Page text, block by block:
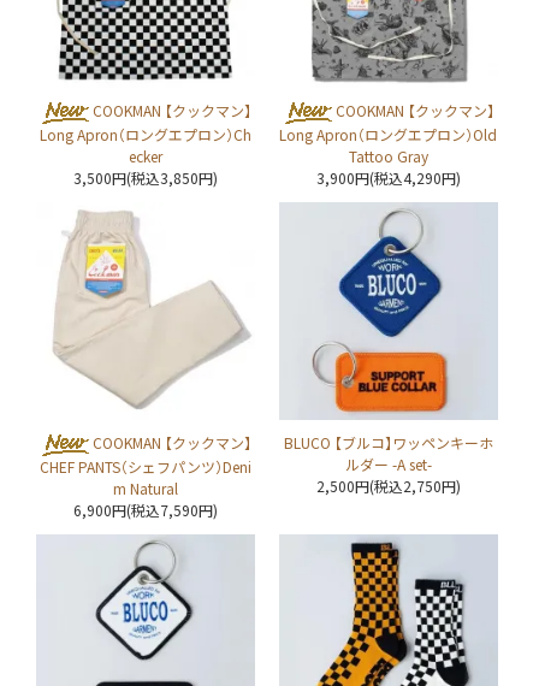
COOKMAN 【クックマン】
Long Apron（ロングエプロン）Ch
ecker
3,500円(税込3,850円)
COOKMAN 【クックマン】
Long Apron（ロングエプロン）Old
Tattoo Gray
3,900円(税込4,290円)
COOKMAN 【クックマン】
CHEF PANTS（シェフパンツ）Deni
m Natural
6,900円(税込7,590円)
BLUCO 【ブルコ】ワッペンキーホ
ルダー -A set-
2,500円(税込2,750円)